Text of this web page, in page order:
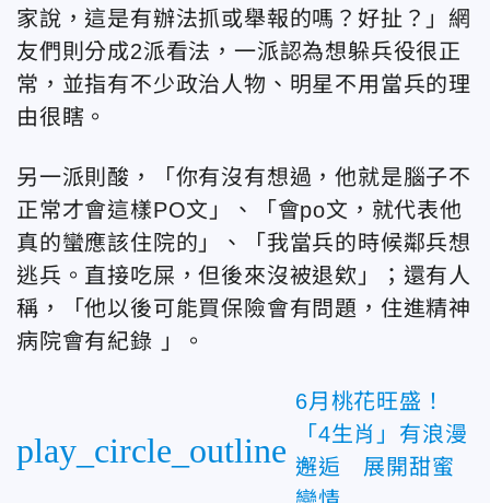
家說，這是有辦法抓或舉報的嗎？好扯？」網
友們則分成2派看法，一派認為想躲兵役很正
常，並指有不少政治人物、明星不用當兵的理
由很瞎。
另一派則酸，「你有沒有想過，他就是腦子不
正常才會這樣PO文」、「會po文，就代表他
真的蠻應該住院的」、「我當兵的時候鄰兵想
逃兵。直接吃屎，但後來沒被退欸」；還有人
稱，「他以後可能買保險會有問題，住進精神
病院會有紀錄 」。
play_circle_outline
6月桃花旺盛！
「4生肖」有浪漫
邂逅 展開甜蜜